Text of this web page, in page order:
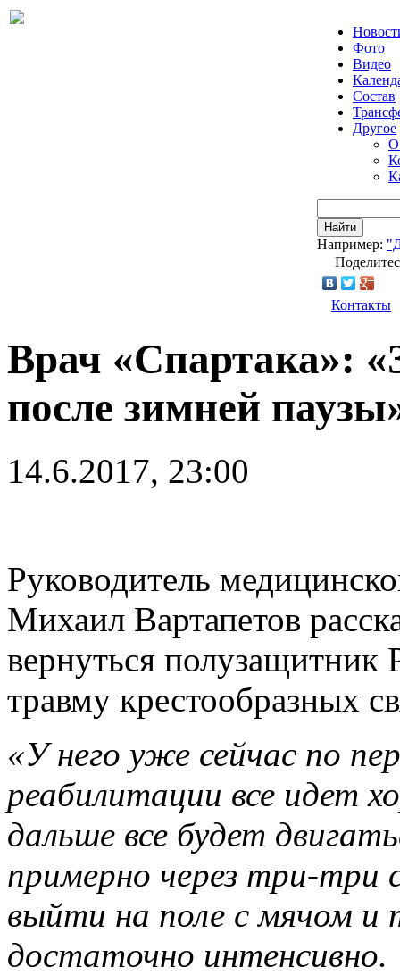
Фото
Видео
Состав
Другое
О
Найти
Например:
Контакты
Врач «Спартака»:
после зимней
14.6.2017, 23:00
Руководитель
Михаил Вартапетов
вернуться
травму крестообразных
«У него уже сейчас по
реабилитации все идет
дальше все будет
примерно через три-три
выйти на поле с мячом и
достаточно интенсивно.